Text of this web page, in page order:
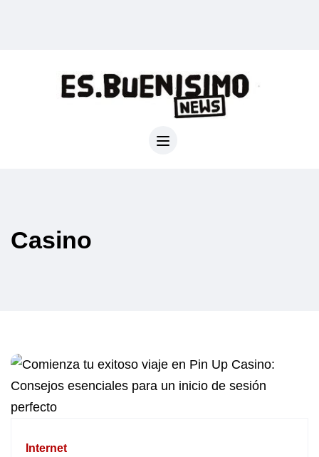
Casino
Internet